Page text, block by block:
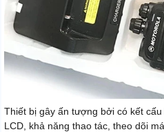
Thiết bị gây ấn tượng bởi có kết
LCD, khả năng thao tác, theo dõi